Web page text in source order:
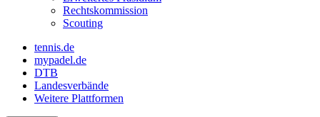
Rechtskommission
Scouting
tennis.de
mypadel.de
DTB
Landesverbände
Weitere Plattformen